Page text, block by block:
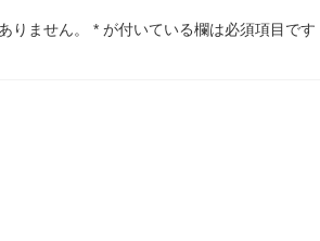
りません。 * が付いている欄は必須項目です